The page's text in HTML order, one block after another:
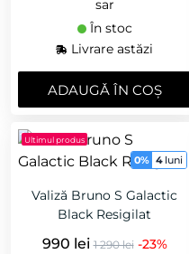
sar
În stoc
Livrare astăzi
ADAUGǍ ÎN COȘ
Ultimul produs
0% 4 luni
Valiză Bruno S Galactic
Black Resigilat
990 lei 1 290 lei -23%